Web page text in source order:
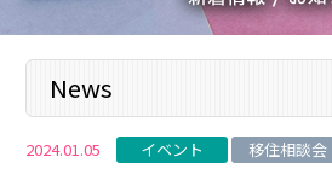
News
2024.01.05 イベント 移住相談会